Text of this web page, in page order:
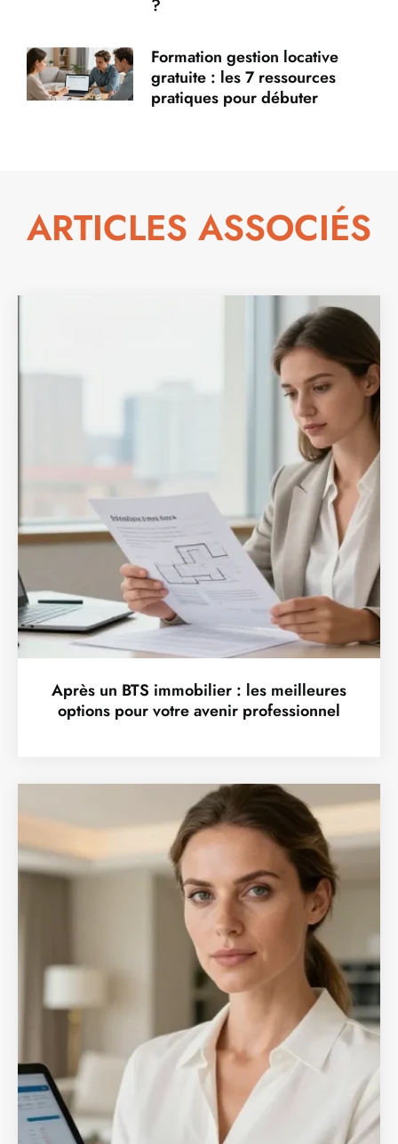
?
Formation gestion locative
gratuite : les 7 ressources
pratiques pour débuter
ARTICLES ASSOCIÉS
Après un BTS immobilier : les meilleures
options pour votre avenir professionnel